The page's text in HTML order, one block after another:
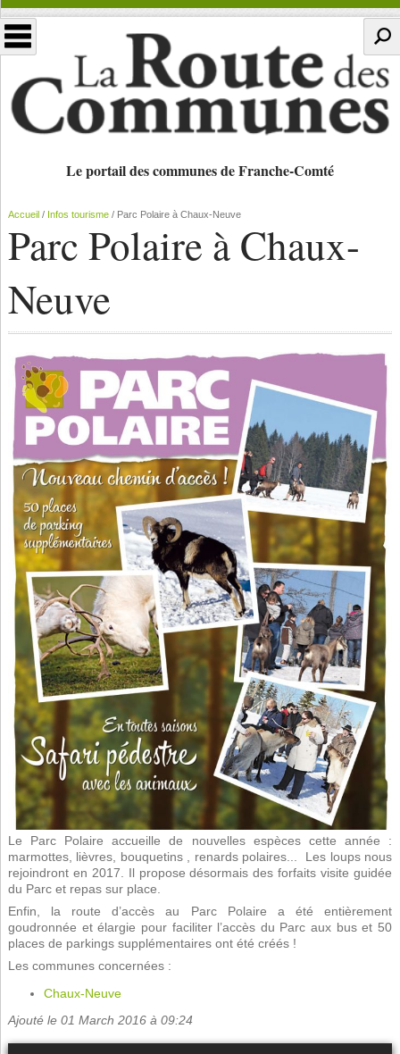
Le portail des communes de Franche-Comté
Parc Polaire à Chaux-
Neuve
Accueil/ Infos tourisme/ Parc Polaire à Chaux-Neuve
Le Parc Polaire accueille de nouvelles espèces cette année :
marmottes, lièvres, bouquetins , renards polaires... Les loups nous
rejoindront en 2017. Il propose désormais des forfaits visite guidée
du Parc et repas sur place.
Enfin, la route d’accès au Parc Polaire a été entièrement
goudronnée et élargie pour faciliter l’accès du Parc aux bus et 50
places de parkings supplémentaires ont été créés !
Les communes concernées :
Chaux-Neuve
Ajouté le 01 March 2016 à 09:24